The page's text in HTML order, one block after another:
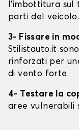
l'imbottitura sul
parti del veicolo.
3- Fissare in
Stilistauto.it
rinforzati per
di vento forte.
4- Testare la
aree vulnerabili